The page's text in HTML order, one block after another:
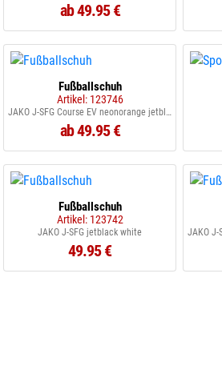
ab 49.95 €
Fußballschuh
Artikel: 123746
JAKO J-SFG Course EV neonorange jetblack
ab 49.95 €
Fußballschuh
Artikel: 123742
JAKO J-SFG jetblack white
49.95 €